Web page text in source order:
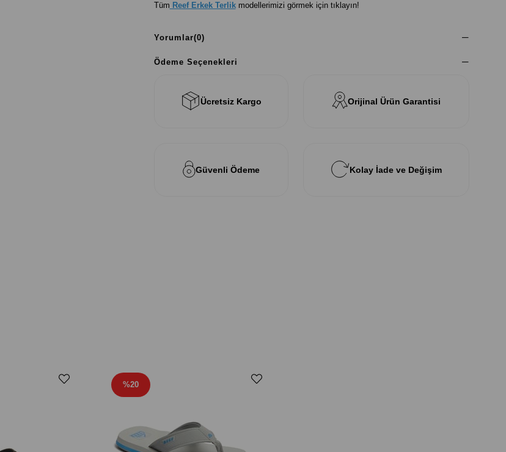
Tüm Reef Erkek Terlik modellerimizi görmek için tıklayın!
Yorumlar(0)
Ödeme Seçenekleri
Ücretsiz Kargo Orijinal Ürün Garantisi
Güvenli Ödeme Kolay İade ve Değişim
%20